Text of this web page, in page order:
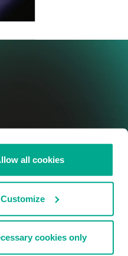
all cookies
Customize
cookies only
Cookies